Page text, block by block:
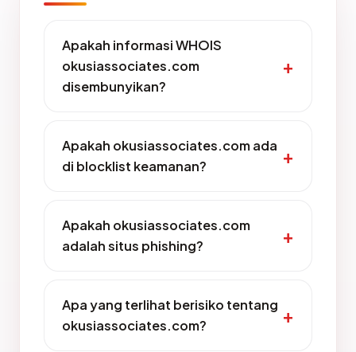
Apakah informasi WHOIS
okusiassociates.com
disembunyikan?
Apakah okusiassociates.com ada
di blocklist keamanan?
Apakah okusiassociates.com
adalah situs phishing?
Apa yang terlihat berisiko tentang
okusiassociates.com?